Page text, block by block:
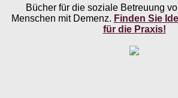
Bücher für die soziale Betreuung
Menschen mit Demenz. Finden Sie
für die Praxis!